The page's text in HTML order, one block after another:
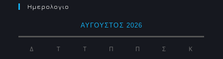
Ημερολογιο
ΑΎΓΟΥΣΤΟΣ 2026
Δ Τ Τ Π Π Σ Κ